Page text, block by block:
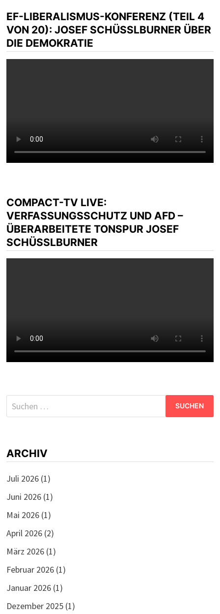
EF-LIBERALISMUS-KONFERENZ (TEIL 4
VON 20): JOSEF SCHÜSSLBURNER ÜBER D
IE DEMOKRATIE
COMPACT-TV LIVE:
VERFASSUNGSSCHUTZ UND AFD –
ÜBERARBEITETE TONSPUR JOSEF
SCHÜSSLBURNER
Suchen
nach:
ARCHIV
Juli 2026(1)
Juni 2026(1)
Mai 2026(1)
April 2026(2)
März 2026(1)
Februar 2026(1)
Januar 2026(1)
Dezember 2025(1)